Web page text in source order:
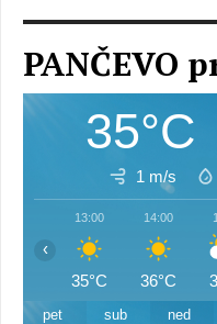
PANČEVO
35°C
1 m/s
13:00
35°C
14:00
36°C
‹
pet sub ned